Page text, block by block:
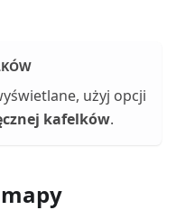
użyj opcji
kafelków.